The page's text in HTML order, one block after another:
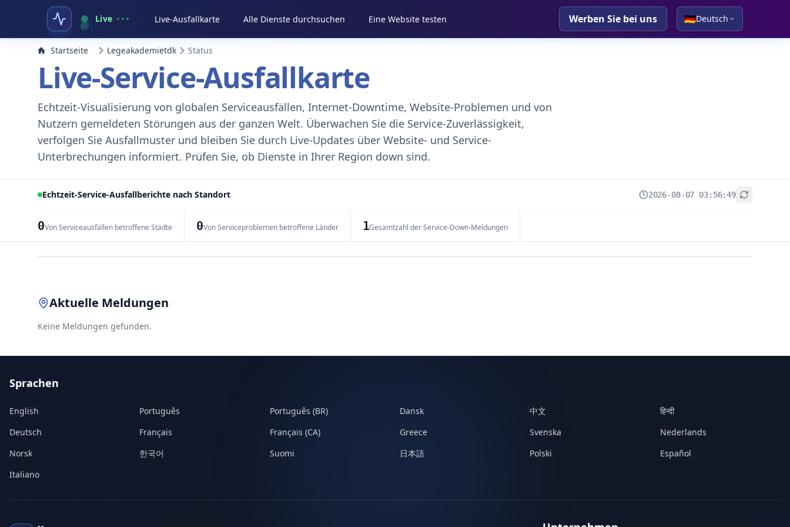
Live Live-Ausfallkarte Alle Dienste durchsuchen Eine Website testen Werben Sie bei uns 🇩🇪Deutsch
Startseite Legeakademietdk Status
Live-Service-Ausfallkarte
Echtzeit-Visualisierung von globalen Serviceausfällen, Internet-Downtime, Website-Problemen und von
Nutzern gemeldeten Störungen aus der ganzen Welt. Überwachen Sie die Service-Zuverlässigkeit,
verfolgen Sie Ausfallmuster und bleiben Sie durch Live-Updates über Website- und Service-
Unterbrechungen informiert. Prüfen Sie, ob Dienste in Ihrer Region down sind.
Echtzeit-Service-Ausfallberichte nach Standort 2026-08-07 03:56:49
0Von Serviceausfällen betroffene Städte 0Von Serviceproblemen betroffene Länder 1Gesamtzahl der Service-Down-Meldungen
Aktuelle Meldungen
Keine Meldungen gefunden.
Sprachen
English Português Português (BR) Dansk 中文
हिन्दी
Deutsch
Français Français (CA) Greece Svenska
Nederlands
Norsk
한국어 Suomi 日本語 Polski
Español
Italiano